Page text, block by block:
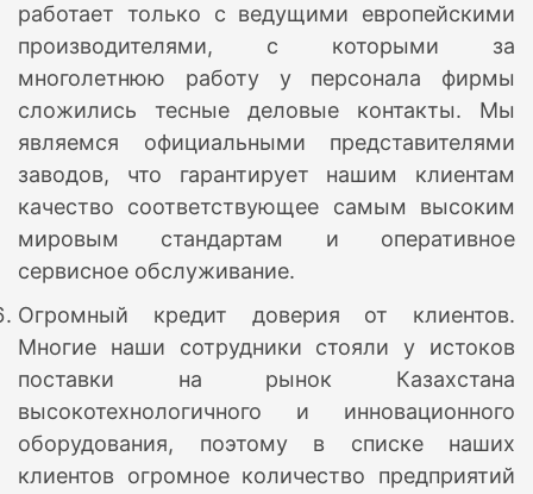
работает только с ведущими европейскими
производителями, с которыми за
многолетнюю работу у персонала фирмы
сложились тесные деловые контакты. Мы
являемся официальными представителями
заводов, что гарантирует нашим клиентам
качество соответствующее самым высоким
мировым стандартам и оперативное
сервисное обслуживание.
Огромный кредит доверия от клиентов.
Многие наши сотрудники стояли у истоков
поставки на рынок Казахстана
высокотехнологичного и инновационного
оборудования, поэтому в списке наших
клиентов огромное количество предприятий